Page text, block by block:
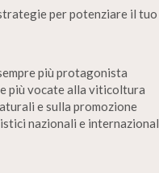
per potenziare il tuo
più protagonista
più vocate alla viticoltura
e sulla promozione
nazionali e